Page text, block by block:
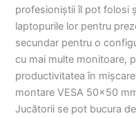
profesioniștii îl pot folosi
laptopurile lor pentru
secundar pentru o
cu mai multe monitoare,
productivitatea în
montare VESA 50×50
Jucătorii se pot bucura